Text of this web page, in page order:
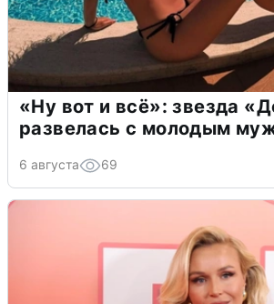
«Ну вот и всё»: звезда
развелась с молодым
6 августа 69